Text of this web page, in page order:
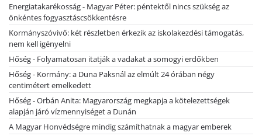
Energiatakarékosság - Magyar Péter: péntektől nincs szükség az
önkéntes fogyasztáscsökkentésre
Kormányszóvivő: két részletben érkezik az iskolakezdési támogatás,
nem kell igényelni
Hőség - Folyamatosan itatják a vadakat a somogyi erdőkben
Hőség - Kormány: a Duna Paksnál az elmúlt 24 órában négy
centimétert emelkedett
Hőség - Orbán Anita: Magyarország megkapja a kötelezettségek
alapján járó vízmennyiséget a Dunán
A Magyar Honvédségre mindig számíthatnak a magyar emberek